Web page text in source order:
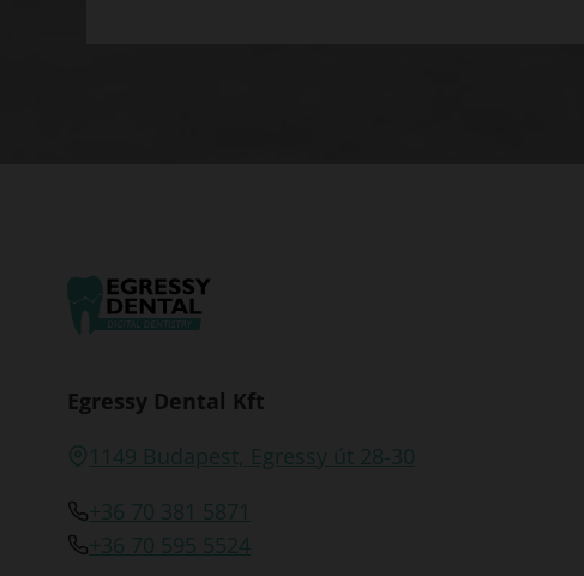
Egressy Dental Kft
1149 Budapest, Egressy út 28-30
+36 70 381 5871
+36 70 595 5524